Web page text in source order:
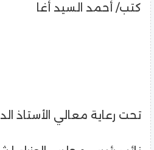
كتب/ أحمد السيد أغا
تحت رعاية معالي الأستاذ